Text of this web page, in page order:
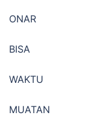
ONAR
BISA
WAKTU
MUATAN